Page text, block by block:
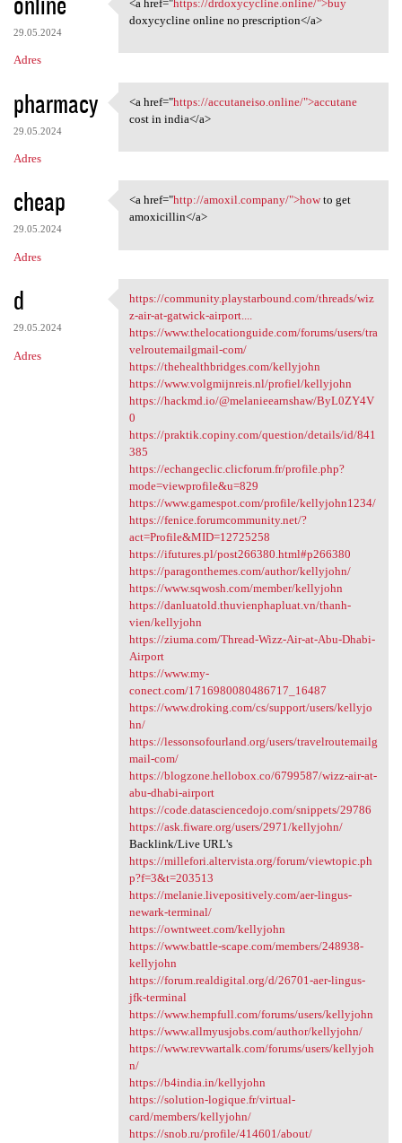
29.05.2024
Adres
<a href="https:/
<a href="https://drdoxycycline.online/">buy
doxycycline online no prescription</a>
pharmacy
29.05.2024
Adres
<a href="https://accutaneiso
<a href="https://accutaneiso.online/">accutane
cost in india</a>
cheap
29.05.2024
Adres
<a href="http://amoxil
<a href="http://amoxil.company/">howto get
amoxicillin</a>
d
29.05.2024
Adres
https://community
https://community.playstarbound.com/threads/wiz
z-air-at-gatwick-airport....
https://www.thelocationguide.com/forums/users/tra
velroutemailgmail-com/
https://thehealthbridges.com/kellyjohn
https://www.volgmijnreis.nl/profiel/kellyjohn
https://hackmd.io/@melanieearnshaw/ByL0ZY4V
0
https://praktik.copiny.com/question/details/id/841
385
https://echangeclic.clicforum.fr/profile.php?
mode=viewprofile&u=829
https://www.gamespot.com/profile/kellyjohn1234/
https://fenice.forumcommunity.net/?
act=Profile&MID=12725258
https://ifutures.pl/post266380.html#p266380
https://paragonthemes.com/author/kellyjohn/
https://www.sqwosh.com/member/kellyjohn
https://danluatold.thuvienphapluat.vn/thanh-
vien/kellyjohn
https://ziuma.com/Thread-Wizz-Air-at-Abu-Dhabi-
Airport
https://www.my-
conect.com/1716980080486717_16487
https://www.droking.com/cs/support/users/kellyjo
hn/
https://lessonsofourland.org/users/travelroutemailg
mail-com/
https://blogzone.hellobox.co/6799587/wizz-air-at-
abu-dhabi-airport
https://code.datasciencedojo.com/snippets/29786
https://ask.fiware.org/users/2971/kellyjohn/
Backlink/Live URL's
https://millefori.altervista.org/forum/viewtopic.ph
p?f=3&t=203513
https://melanie.livepositively.com/aer-lingus-
newark-terminal/
https://owntweet.com/kellyjohn
https://www.battle-scape.com/members/248938-
kellyjohn
https://forum.realdigital.org/d/26701-aer-lingus-
jfk-terminal
https://www.hempfull.com/forums/users/kellyjohn
https://www.allmyusjobs.com/author/kellyjohn/
https://www.revwartalk.com/forums/users/kellyjoh
n/
https://b4india.in/kellyjohn
https://solution-logique.fr/virtual-
card/members/kellyjohn/
https://snob.ru/profile/414601/about/